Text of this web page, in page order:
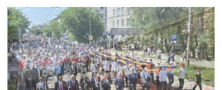
Изображение